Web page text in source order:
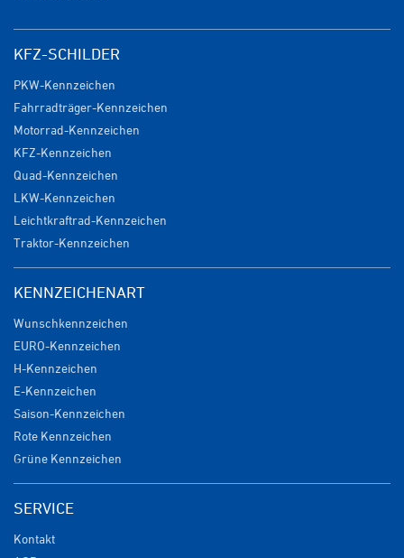
KFZ-SCHILDER
PKW-Kennzeichen
Fahrradträger-Kennzeichen
Motorrad-Kennzeichen
KFZ-Kennzeichen
Quad-Kennzeichen
LKW-Kennzeichen
Leichtkraftrad-Kennzeichen
Traktor-Kennzeichen
KENNZEICHENART
Wunschkennzeichen
EURO-Kennzeichen
H-Kennzeichen
E-Kennzeichen
Saison-Kennzeichen
Rote Kennzeichen
Grüne Kennzeichen
SERVICE
Kontakt